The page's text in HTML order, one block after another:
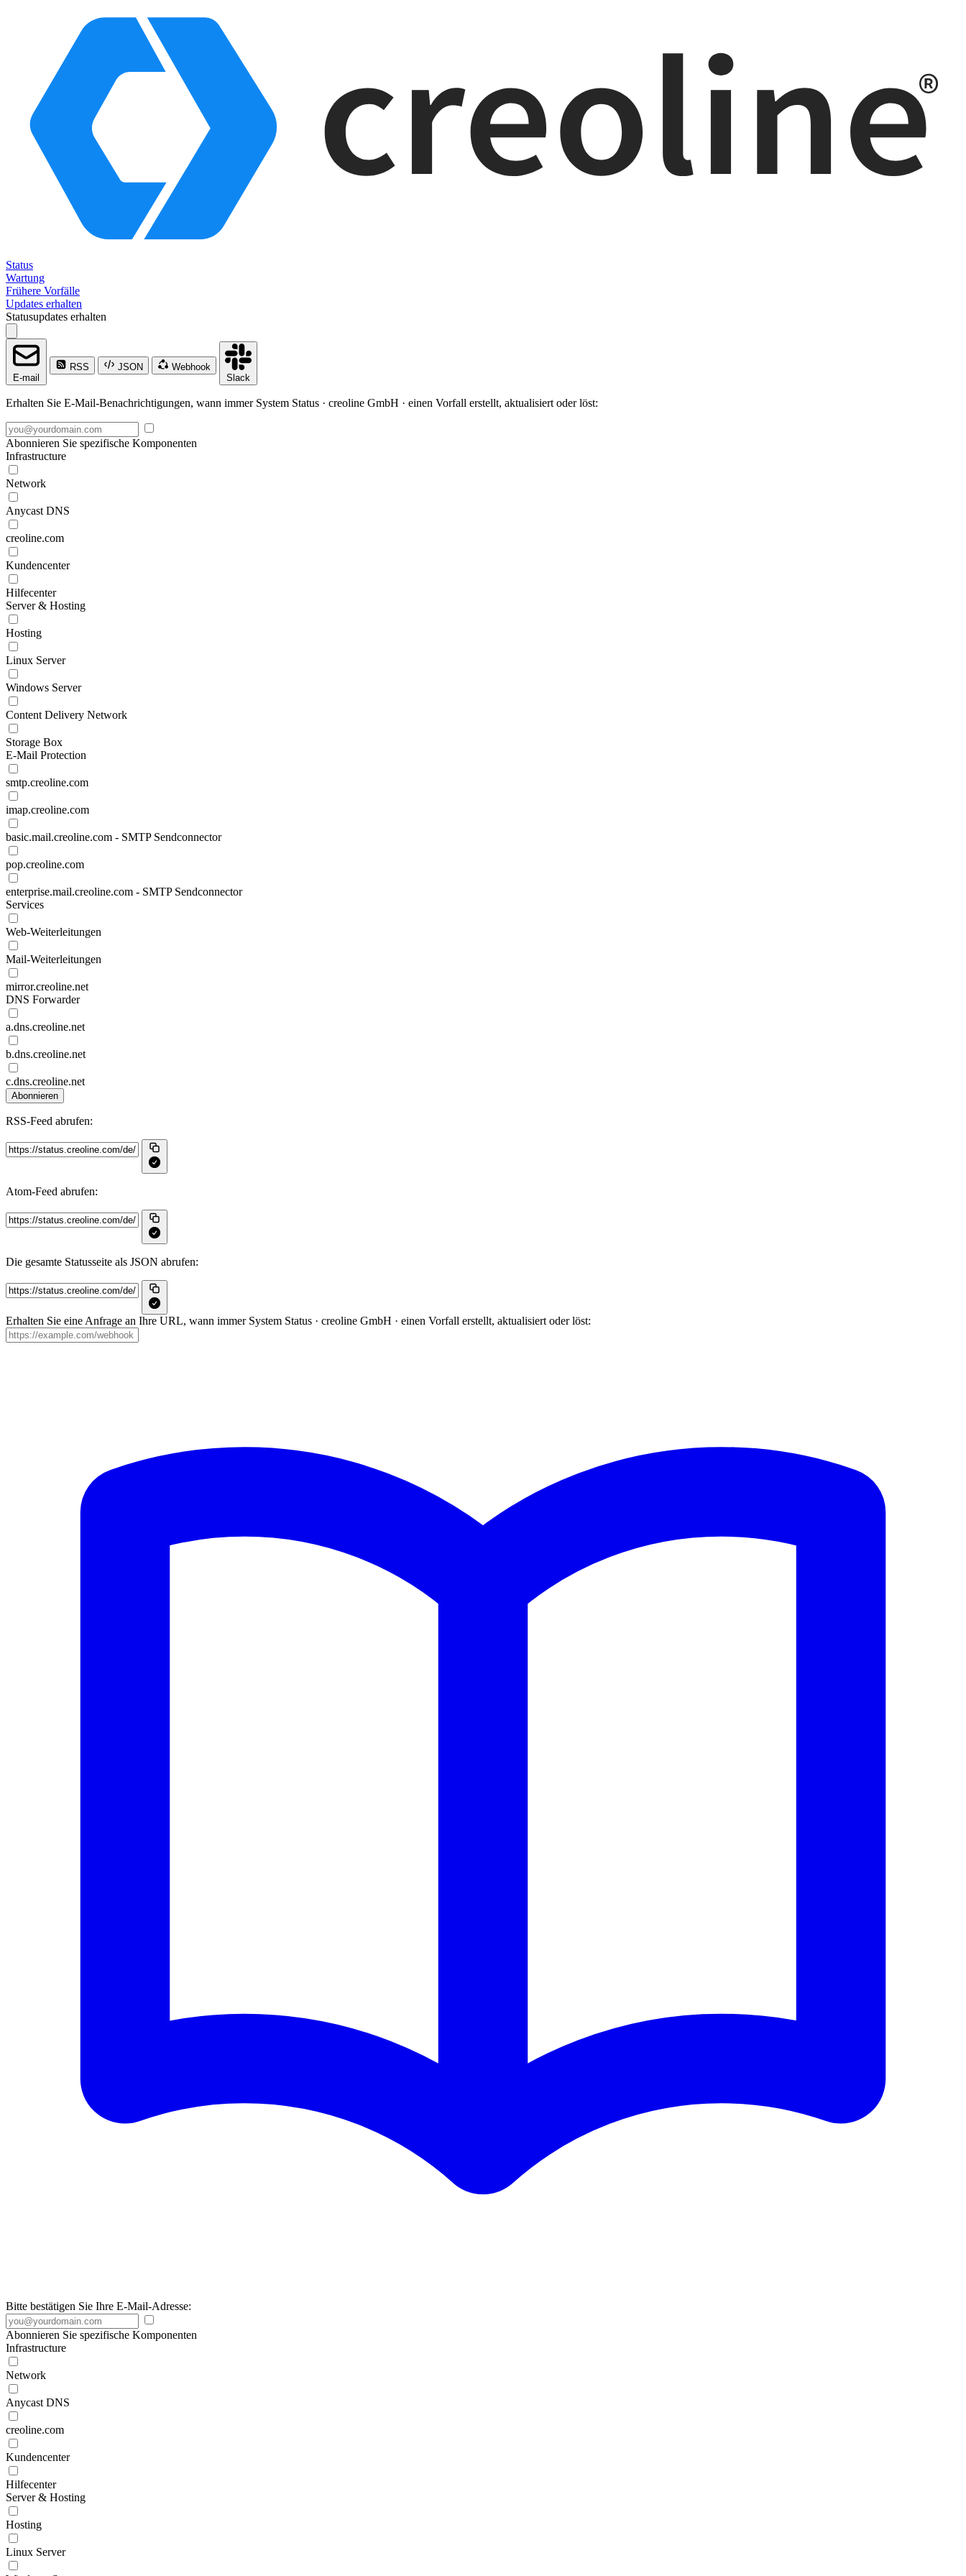
Status
Wartung
Frühere Vorfälle
Updates erhalten
Statusupdates erhalten
E-mail
RSS JSON
Webhook
Slack
Erhalten Sie E-Mail-Benachrichtigungen, wann immer System Status · creoline GmbH · einen Vorfall erstellt, aktualisiert oder löst:
Abonnieren Sie spezifische Komponenten
Infrastructure
Network
Anycast DNS
creoline.com
Kundencenter
Hilfecenter
Server & Hosting
Hosting
Linux Server
Windows Server
Content Delivery Network
Storage Box
E-Mail Protection
smtp.creoline.com
imap.creoline.com
basic.mail.creoline.com - SMTP Sendconnector
pop.creoline.com
enterprise.mail.creoline.com - SMTP Sendconnector
Services
Web-Weiterleitungen
Mail-Weiterleitungen
mirror.creoline.net
DNS Forwarder
a.dns.creoline.net
b.dns.creoline.net
c.dns.creoline.net
Abonnieren
RSS‑Feed abrufen:
Atom‑Feed abrufen:
Die gesamte Statusseite als JSON abrufen:
Erhalten Sie eine Anfrage an Ihre URL, wann immer System Status · creoline GmbH · einen Vorfall erstellt, aktualisiert oder löst:
Bitte bestätigen Sie Ihre E-Mail-Adresse:
Abonnieren Sie spezifische Komponenten
Infrastructure
Network
Anycast DNS
creoline.com
Kundencenter
Hilfecenter
Server & Hosting
Hosting
Linux Server